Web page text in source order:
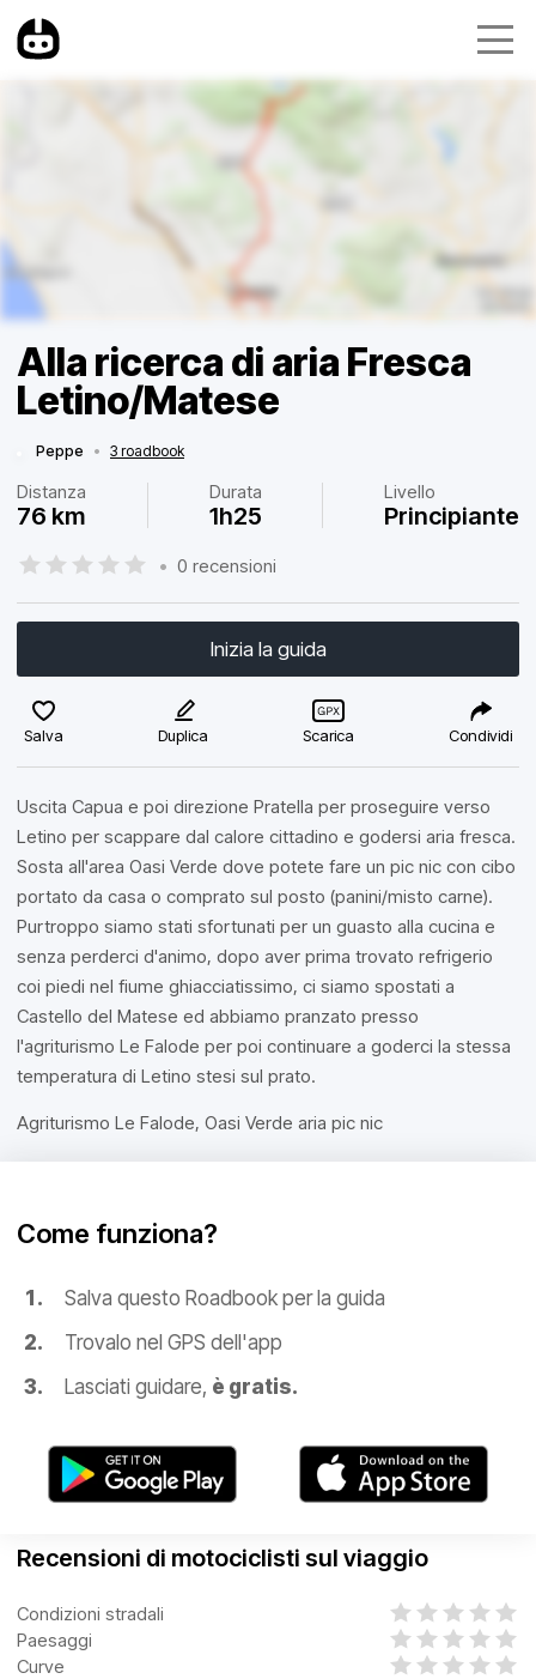
Alla ricerca di aria Fresca
Letino/Matese
Peppe • 3 roadbook
Distanza
76 km
Durata
1h25
Livello
Principiante
• 0 recensioni
Inizia la guida
Salva Duplica Scarica Condividi
Uscita Capua e poi direzione Pratella per proseguire verso
Letino per scappare dal calore cittadino e godersi aria fresca.
Sosta all'area Oasi Verde dove potete fare un pic nic con cibo
portato da casa o comprato sul posto (panini/misto carne).
Purtroppo siamo stati sfortunati per un guasto alla cucina e
senza perderci d'animo, dopo aver prima trovato refrigerio
coi piedi nel fiume ghiacciatissimo, ci siamo spostati a
Castello del Matese ed abbiamo pranzato presso
l'agriturismo Le Falode per poi continuare a goderci la stessa
temperatura di Letino stesi sul prato.
Agriturismo Le Falode, Oasi Verde aria pic nic
Come funziona?
Salva questo Roadbook per la guida
Trovalo nel GPS dell'app
Lasciati guidare, è gratis.
Recensioni di motociclisti sul viaggio
Condizioni stradali
Paesaggi
Curve